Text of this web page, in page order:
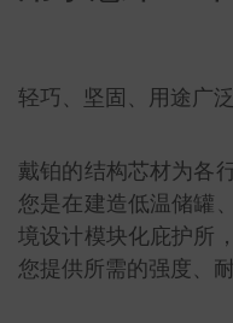
轻巧、坚固、用途广
戴铂的结构芯材为各
您是在建造低温储罐
境设计模块化庇护所
您提供所需的强度、